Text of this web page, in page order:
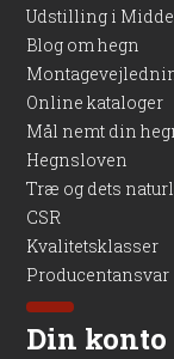
Udstilling i
Blog om hegn
Online kataloger
Mål nemt din
Hegnsloven
Træ og dets
CSR
Kvalitetsklasser
Producentansvar
Din konto